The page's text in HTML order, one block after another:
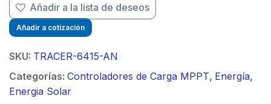
Añadir a la lista de deseos
Añadir a cotización
SKU: TRACER-6415-AN
Categorías: Controladores de Carga MPPT, Energía,
Energia Solar